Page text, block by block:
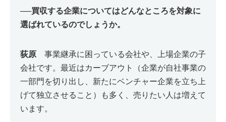
──買収する企業についてはどんなところを対象に
選ばれているのでしょうか。
荻原 事業継承に困っている会社や、上場企業の子
会社です。最近はカーブアウト（企業が自社事業の
一部門を切り出し、新たにベンチャー企業を立ち上
げて独立させること）も多く、売りたい人は増えて
います。